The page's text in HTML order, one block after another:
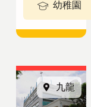
幼稚園
九龍
最新公告
立
即